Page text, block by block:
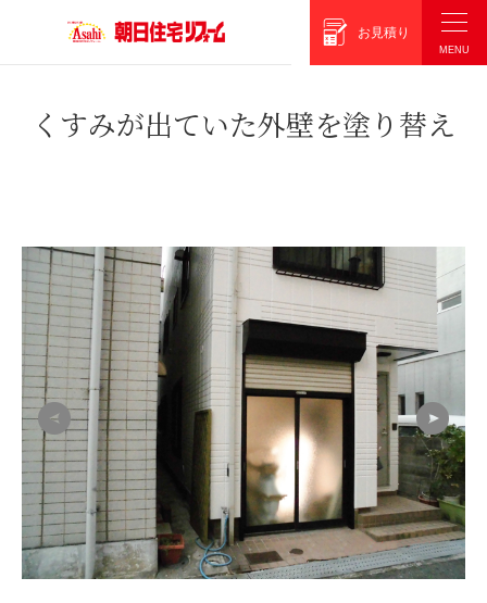
お見積り
くすみが出ていた外壁を塗り替え